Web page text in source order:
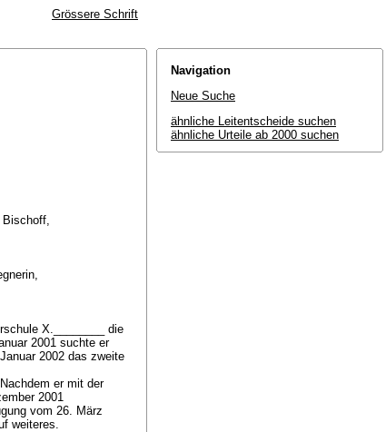
Grössere Schrift
Bischoff,
X.________ die
2001 suchte er
2002 das zweite
er mit der
2001
vom 26. März
weiteres.
Navigation
Neue Suche
ähnliche Leitentscheide suchen
ähnliche Urteile ab 2000 suchen